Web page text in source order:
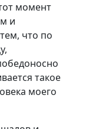
момент
и
что по
такое
моего